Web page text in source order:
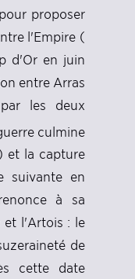
proposer
l'Empire (
d'Or en juin
entre Arras
les deux
culmine
et la capture
suivante en
à sa
et l'Artois : le
de
cette date